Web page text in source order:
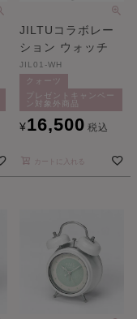
JILTUコラボレー
ション ウォッチ
JIL01-WH
クォーツ
プレゼントキャンペー
ン対象外商品
¥16,500 税込
カートに入れる